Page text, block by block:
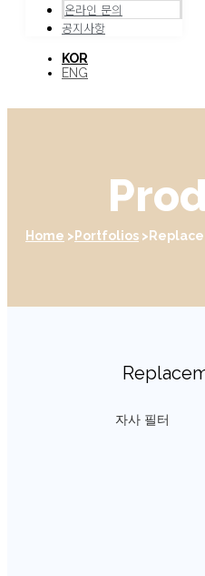
온라인 문의
공지사항
KOR
ENG
Home Portfolios
자사 필터